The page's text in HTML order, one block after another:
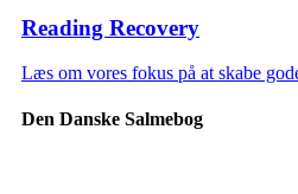
Reading Recovery
Læs om vores fokus på at skabe
Den Danske Salmebog